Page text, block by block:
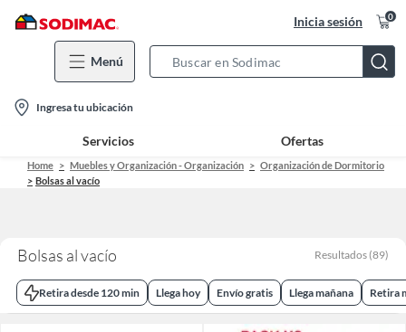
Inicia sesión 0
Menú
Bar
location-
icon
Ingresa tu ubicación
Servicios Ofertas
Home Muebles y Organización - Organización
Organización de Dormitorio
Bolsas al vacío
Bolsas al vacío Resultados (89)
Retira desde 120 min Llega hoy Envío gratis Llega mañana Retira